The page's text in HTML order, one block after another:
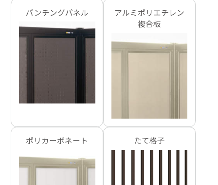
パンチングパネル
アルミポリエチレン
複合板
ポリカーボネート たて格子